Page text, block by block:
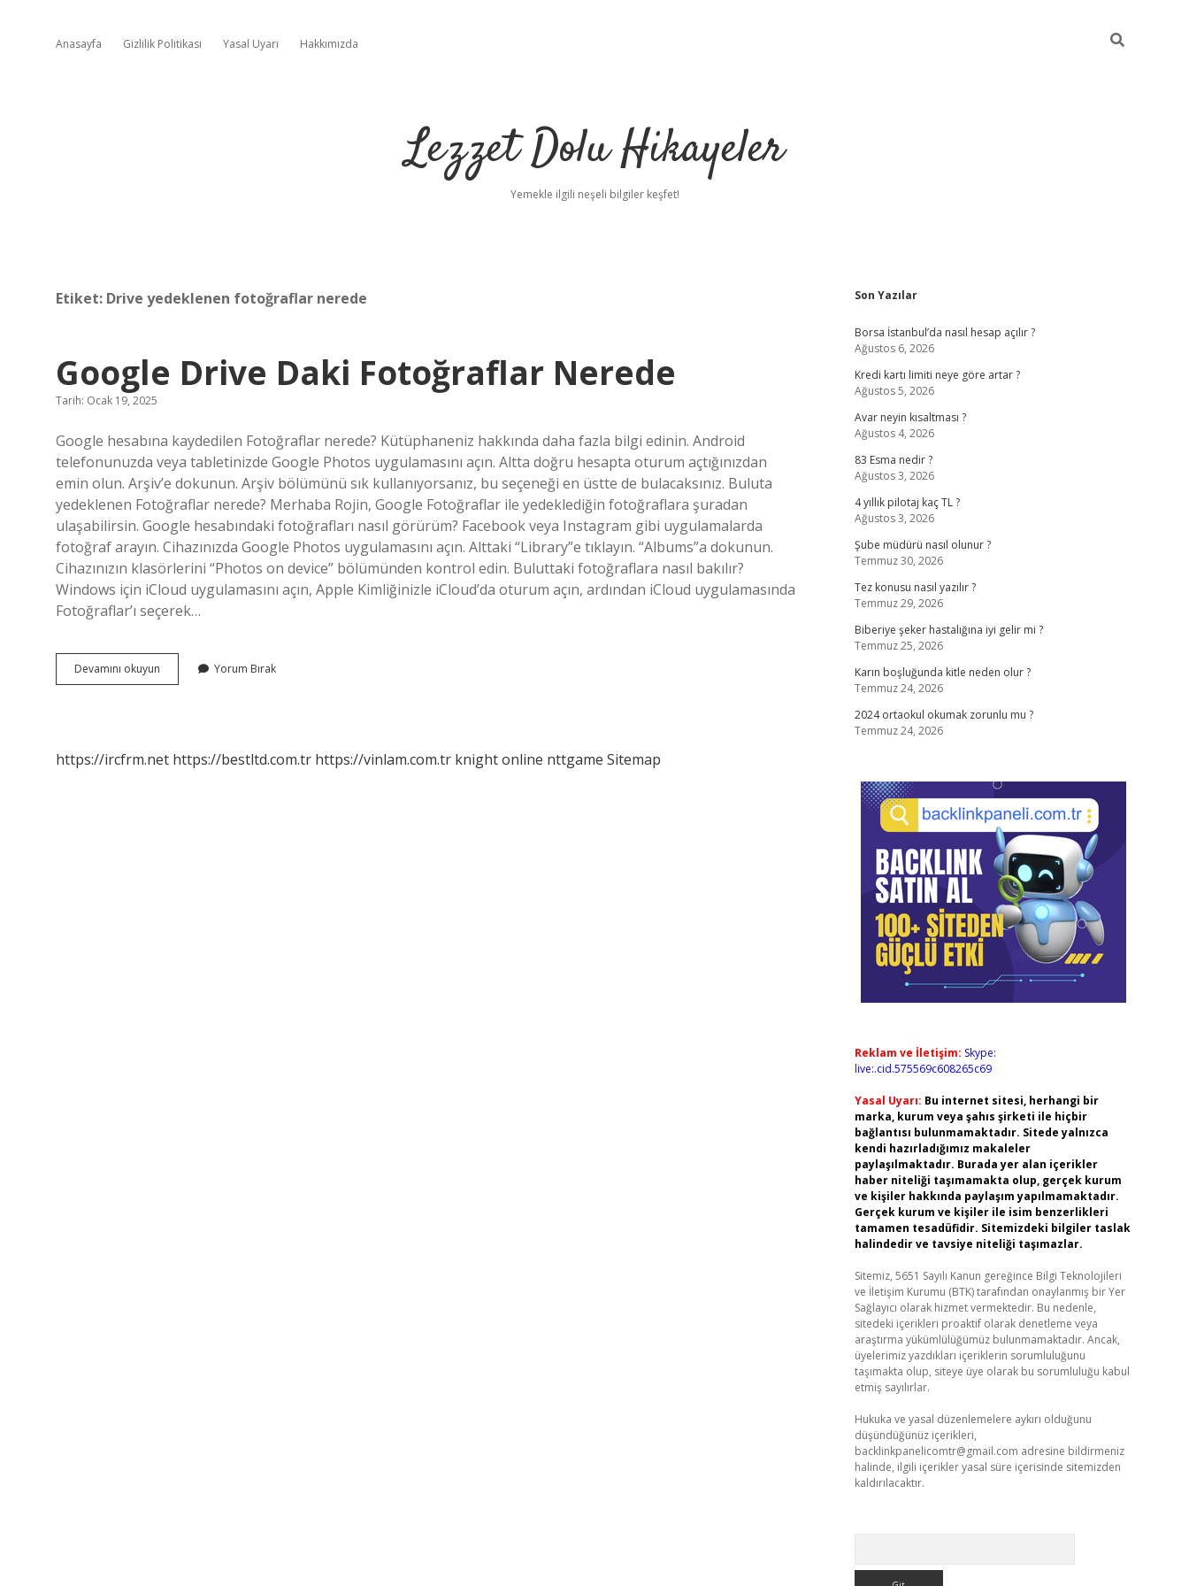
Anasayfa Gizlilik Politikası Yasal Uyarı Hakkımızda
Lezzet Dolu Hikayeler
Yemekle ilgili neşeli bilgiler keşfet!
Etiket: Drive yedeklenen fotoğraflar nerede
Google Drive Daki Fotoğraflar Nerede
Tarih: Ocak 19, 2025
Google hesabına kaydedilen Fotoğraflar nerede? Kütüphaneniz hakkında daha fazla bilgi edinin. Android
telefonunuzda veya tabletinizde Google Photos uygulamasını açın. Altta doğru hesapta oturum açtığınızdan
emin olun. Arşiv’e dokunun. Arşiv bölümünü sık kullanıyorsanız, bu seçeneği en üstte de bulacaksınız. Buluta
yedeklenen Fotoğraflar nerede? Merhaba Rojin, Google Fotoğraflar ile yedeklediğin fotoğraflara şuradan
ulaşabilirsin. Google hesabındaki fotoğrafları nasıl görürüm? Facebook veya Instagram gibi uygulamalarda
fotoğraf arayın. Cihazınızda Google Photos uygulamasını açın. Alttaki “Library”e tıklayın. “Albums”a dokunun.
Cihazınızın klasörlerini “Photos on device” bölümünden kontrol edin. Buluttaki fotoğraflara nasıl bakılır?
Windows için iCloud uygulamasını açın, Apple Kimliğinizle iCloud’da oturum açın, ardından iCloud uygulamasında
Fotoğraflar’ı seçerek…
Devamını okuyun
Drive
Yorum Bırak
https://ircfrm.net https://bestltd.com.tr https://vinlam.com.tr knight online nttgame Sitemap
Sidebar
Son Yazılar
Borsa İstanbul’da nasıl hesap açılır ?
Ağustos 6, 2026
Kredi kartı limiti neye göre artar ?
Ağustos 5, 2026
Avar neyin kısaltması ?
Ağustos 4, 2026
83 Esma nedir ?
Ağustos 3, 2026
4 yıllık pilotaj kaç TL ?
Ağustos 3, 2026
Şube müdürü nasıl olunur ?
Temmuz 30, 2026
Tez konusu nasıl yazılır ?
Temmuz 29, 2026
Biberiye şeker hastalığına iyi gelir mi ?
Temmuz 25, 2026
Karın boşluğunda kitle neden olur ?
Temmuz 24, 2026
2024 ortaokul okumak zorunlu mu ?
Temmuz 24, 2026
Reklam ve İletişim: Skype:
live:.cid.575569c608265c69
Yasal Uyarı: Bu internet sitesi, herhangi bir
marka, kurum veya şahıs şirketi ile hiçbir
bağlantısı bulunmamaktadır. Sitede yalnızca
kendi hazırladığımız makaleler
paylaşılmaktadır. Burada yer alan içerikler
haber niteliği taşımamakta olup, gerçek kurum
ve kişiler hakkında paylaşım yapılmamaktadır.
Gerçek kurum ve kişiler ile isim benzerlikleri
tamamen tesadüfidir. Sitemizdeki bilgiler taslak
halindedir ve tavsiye niteliği taşımazlar.
Sitemiz, 5651 Sayılı Kanun gereğince Bilgi Teknolojileri
ve İletişim Kurumu (BTK) tarafından onaylanmış bir Yer
Sağlayıcı olarak hizmet vermektedir. Bu nedenle,
sitedeki içerikleri proaktif olarak denetleme veya
araştırma yükümlülüğümüz bulunmamaktadır. Ancak,
üyelerimiz yazdıkları içeriklerin sorumluluğunu
taşımakta olup, siteye üye olarak bu sorumluluğu kabul
etmiş sayılırlar.
Hukuka ve yasal düzenlemelere aykırı olduğunu
düşündüğünüz içerikleri,
backlinkpanelicomtr@gmail.com adresine bildirmeniz
halinde, ilgili içerikler yasal süre içerisinde sitemizden
kaldırılacaktır.